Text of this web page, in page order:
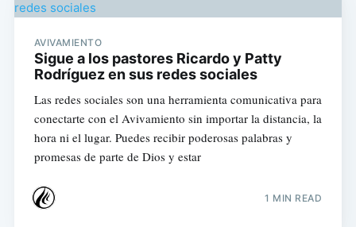
AVIVAMIENTO
Sigue a los pastores Ricardo y Patty
Rodríguez en sus redes sociales
Las redes sociales son una herramienta comunicativa para
conectarte con el Avivamiento sin importar la distancia, la
hora ni el lugar. Puedes recibir poderosas palabras y
promesas de parte de Dios y estar
1 MIN READ